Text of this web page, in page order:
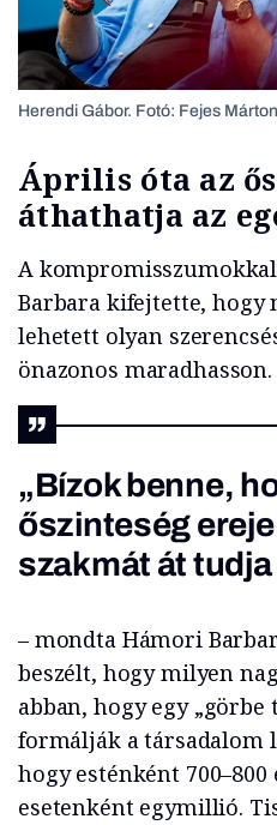
Herendi Gábor. Fotó: Fejes Márton
Április óta az
áthathatja az
A
Barbara kifejtette, hogy
lehetett olyan
önazonos maradhasson.
„Bízok benne,
őszinteség
szakmát át tudja
– mondta Hámori
beszélt, hogy milyen
abban, hogy egy
formálják a társadalom
hogy esténként
esetenként egymillió.